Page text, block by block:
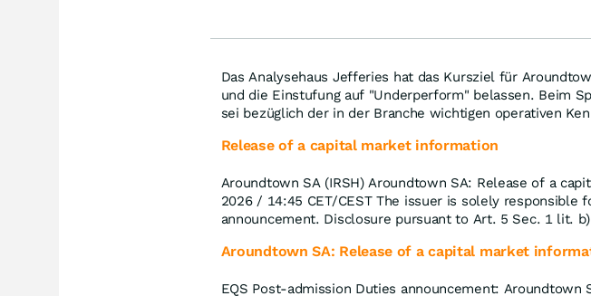
Das Analysehaus Jefferies hat das Kursziel für
und die Einstufung auf "Underperform" belassen. Beim
sei bezüglich der in der Branche wichtigen operativen
Release of a capital market information
Aroundtown SA (IRSH) Aroundtown SA: Release of a
2026 / 14:45 CET/CEST The issuer is solely responsible
announcement. Disclosure pursuant to Art. 5 Sec. 1 lit.
Aroundtown SA: Release of a capital market
EQS Post-admission Duties announcement: